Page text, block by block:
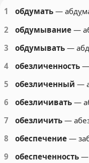
1 обдумать — абду
2
обдумывание —
3
обдумывать —
4
обезличенность —
5
обезличенный —
6
обезличивать —
7
обезличить —
8
обеспечение —
9
обеспеченность —